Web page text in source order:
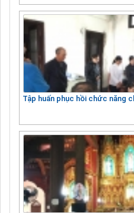
Tập huấn phục hồi chức năng